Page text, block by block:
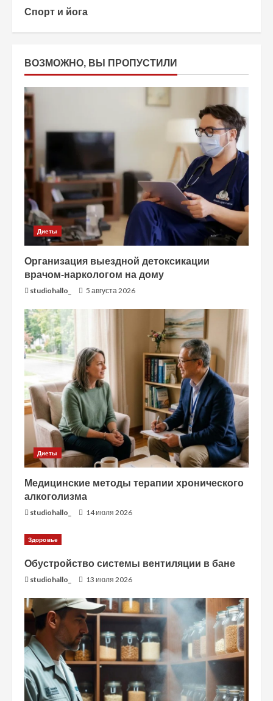
Спорт и йога
ВОЗМОЖНО, ВЫ ПРОПУСТИЛИ
Диеты
Организация выездной детоксикации
врачом-наркологом на дому
studiohallo_ 5 августа 2026
Диеты
Медицинские методы терапии хронического
алкоголизма
studiohallo_ 14 июля 2026
Здоровье
Обустройство системы вентиляции в бане
studiohallo_ 13 июля 2026